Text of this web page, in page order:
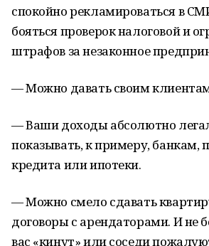
спокойно рекламироваться в
бояться проверок налоговой и
штрафов за незаконное
— Можно давать своим
— Ваши доходы абсолютно
показывать, к примеру, банкам,
кредита или ипотеки.
— Можно смело сдавать
договоры с арендаторами. И не
вас «кинут» или соседи